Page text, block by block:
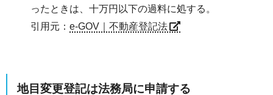
ったときは、十万円以下の過料に処する。
引用元： e-GOV｜不動産登記法
地目変更登記は法務局に申請する